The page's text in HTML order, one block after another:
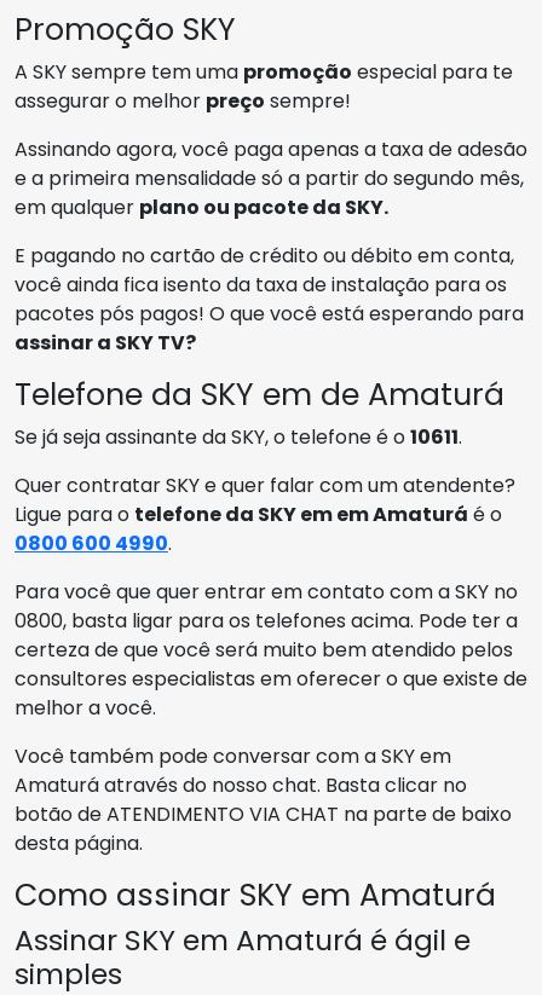
Promoção SKY
A SKY sempre tem uma promoção especial para te
assegurar o melhor preço sempre!
Assinando agora, você paga apenas a taxa de adesão
e a primeira mensalidade só a partir do segundo mês,
em qualquer plano ou pacote da SKY.
E pagando no cartão de crédito ou débito em conta,
você ainda fica isento da taxa de instalação para os
pacotes pós pagos! O que você está esperando para
assinar a SKY TV?
Telefone da SKY em de Amaturá
Se já seja assinante da SKY, o telefone é o10611.
Quer contratar SKY e quer falar com um atendente?
Ligue para o telefone da SKY em em Amaturá é o
0800 600 4990.
Para você que quer entrar em contato com a SKY no
0800, basta ligar para os telefones acima. Pode ter a
certeza de que você será muito bem atendido pelos
consultores especialistas em oferecer o que existe de
melhor a você.
Você também pode conversar com a SKY em
Amaturá através do nosso chat. Basta clicar no
botão de ATENDIMENTO VIA CHAT na parte de baixo
desta página.
Como assinar SKY em Amaturá
Assinar SKY em Amaturá é ágil e
simples